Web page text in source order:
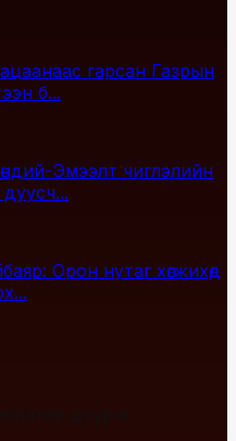
гарсан Газрын
б...
Эмээлт чиглэлийн
Орон нутаг хөгжихөд